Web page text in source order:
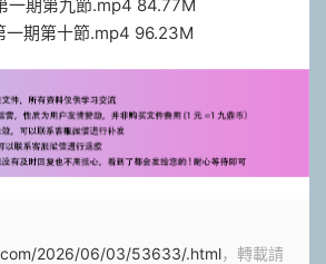
一期第九節.mp4 84.77M
一期第十節.mp4 96.23M
2026/06/03/53633/.html，轉載請